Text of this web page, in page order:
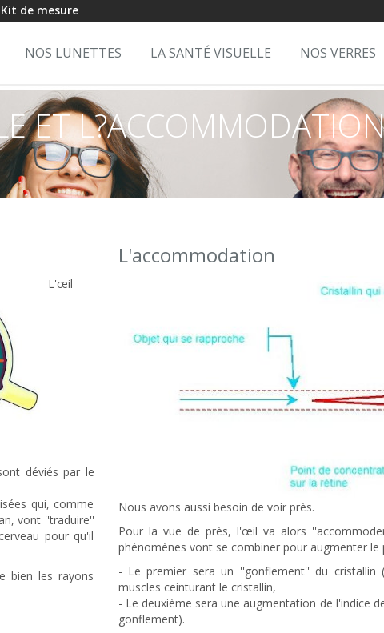
de mesure
NOS LUNETTES LA SANTÉ VISUELLE NOS VERRES
ET
L'œil
déviés par le
qui, comme
vont ''traduire''
pour qu'il
bien les rayons
L'accommodation
Nous avons aussi besoin de voir près.
Pour la vue de près, l'œil va alors
phénomènes vont se combiner pour augmenter
- Le premier sera un ''gonflement'' du
muscles ceinturant le cristallin,
- Le deuxième sera une augmentation de l'indice
gonflement).